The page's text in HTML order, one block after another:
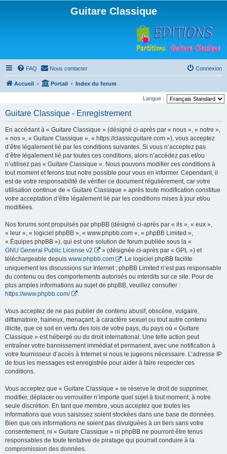
Guitare Classique
FAQ Nous contacter Connexion
Accueil Portail Index du forum
Langue :
Guitare Classique - Enregistrement
En accédant à « Guitare Classique » (désigné ci-après par « nous », « notre »,
« nos », « Guitare Classique », « https://classicguitare.com »), vous acceptez
d’être légalement lié par les conditions suivantes. Si vous n’acceptez pas
d’être légalement lié par toutes ces conditions, alors n’accédez pas et/ou
n’utilisez pas « Guitare Classique ». Nous pouvons modifier ces conditions à
tout moment et ferons tout notre possible pour vous en informer. Cependant, il
est de votre responsabilité de vérifier ce document régulièrement, car votre
utilisation continue de « Guitare Classique » après toute modification constitue
votre acceptation d’être légalement lié par les conditions mises à jour et/ou
modifiées.
Nos forums sont propulsés par phpBB (désigné ci-après par « ils », « eux »,
« leur », « logiciel phpBB », « www.phpbb.com », « phpBB Limited »,
« Équipes phpBB »), qui est une solution de forum publiée sous la «
GNU General Public License v2
» (désignée ci-après par « GPL ») et
téléchargeable depuis www.phpbb.com
. Le logiciel phpBB facilite
uniquement les discussions sur Internet ; phpBB Limited n’est pas responsable
du contenu ou des comportements autorisés ou interdits sur ce site. Pour de
plus amples informations au sujet de phpBB, veuillez consulter :
https://www.phpbb.com/
Vous acceptez de ne pas publier de contenu abusif, obscène, vulgaire,
diffamatoire, haineux, menaçant, à caractère sexuel ou tout autre contenu
illicite, que ce soit en vertu des lois de votre pays, du pays où « Guitare
Classique » est hébergé ou du droit international. Une telle action peut
entraîner votre bannissement immédiat et permanent, avec une notification à
votre fournisseur d’accès à Internet si nous le jugeons nécessaire. L’adresse IP
de tous les messages est enregistrée pour aider à faire respecter ces
conditions.
Vous acceptez que « Guitare Classique » se réserve le droit de supprimer,
modifier, déplacer ou verrouiller n’importe quel sujet à tout moment, à notre
seule discrétion. En tant que membre, vous acceptez que toutes les
informations que vous saisissez soient stockées dans une base de données.
Bien que ces informations ne soient pas divulguées à un tiers sans votre
consentement, ni « Guitare Classique » ni phpBB ne pourront être tenus
responsables de toute tentative de piratage qui pourrait conduire à la
compromission des données.